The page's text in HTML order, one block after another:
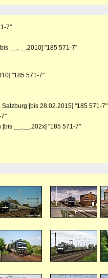
7"
__.__.2010] "185 571-7"
"185 571-7"
[bis 28.02.2015] "185 571-7"
__.__.202x] "185 571-7"